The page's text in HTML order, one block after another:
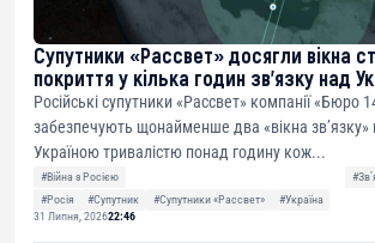
Супутники «Рассвет» досягли вікна
покриття у кілька годин зв’язку над
Російські супутники «Рассвет» компанії «Бюро
забезпечують щонайменше два «вікна зв’язку»
Україною тривалістю понад годину кож...
#Війна з Росією
#Росія
#Супутник #Супутники «Рассвет»
#Україна
31 Липня, 202622:46